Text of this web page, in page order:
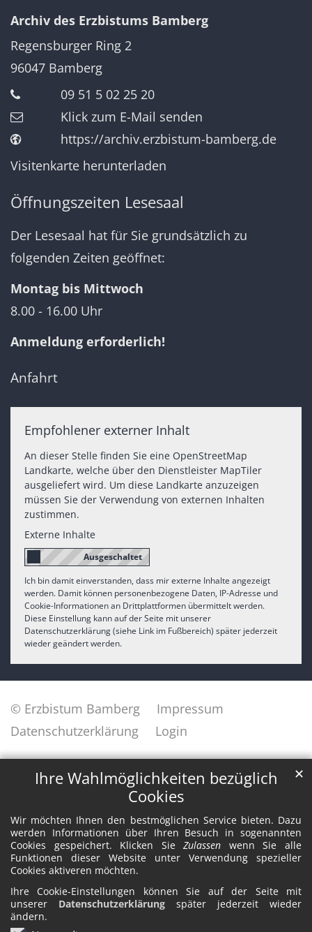
Ihre Wahlmöglichkeiten bezüglich
Cookies
Wir möchten Ihnen den bestmöglichen Service bieten. Dazu
werden Informationen über Ihren Besuch in sogenannten
Cookies gespeichert. Klicken SieZulassen wenn Sie alle
Funktionen dieser Website unter Verwendung spezieller
Cookies aktiveren möchten.
Ihre Cookie-Einstellungen können Sie auf der Seite mit
unserer Datenschutzerklärung später jederzeit wieder
ändern.
✕
Archiv des Erzbistums Bamberg
Regensburger Ring 2
96047 Bamberg
09 51 5 02 25 20
Klick zum E-Mail senden
https://archiv.erzbistum-bamberg.de
Visitenkarte herunterladen
Öffnungszeiten Lesesaal
Der Lesesaal hat für Sie grundsätzlich zu
folgenden Zeiten geöffnet:
Montag bis Mittwoch
8.00 - 16.00 Uhr
Anmeldung erforderlich!
Anfahrt
Empfohlener externer Inhalt
An dieser Stelle finden Sie eine OpenStreetMap
Landkarte, welche über den Dienstleister MapTiler
ausgeliefert wird. Um diese Landkarte anzuzeigen
müssen Sie der Verwendung von externen Inhalten
zustimmen.
Externe Inhalte
Ich bin damit einverstanden, dass mir externe Inhalte angezeigt
werden. Damit können personenbezogene Daten, IP-Adresse und
Cookie-Informationen an Drittplattformen übermittelt werden.
Diese Einstellung kann auf der Seite mit unserer
Datenschutzerklärung (siehe Link im Fußbereich) später jederzeit
wieder geändert werden.
© Erzbistum Bamberg
Impressum
Datenschutzerklärung
Login